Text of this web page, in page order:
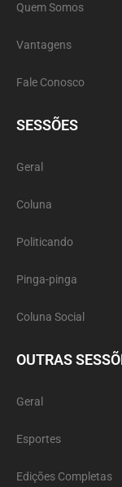
Quem Somos
Vantagens
Fale Conosco
SESSÕES
Geral
Coluna
Politicando
Pinga-pinga
Coluna Social
OUTRAS
Geral
Esportes
Edições Completas